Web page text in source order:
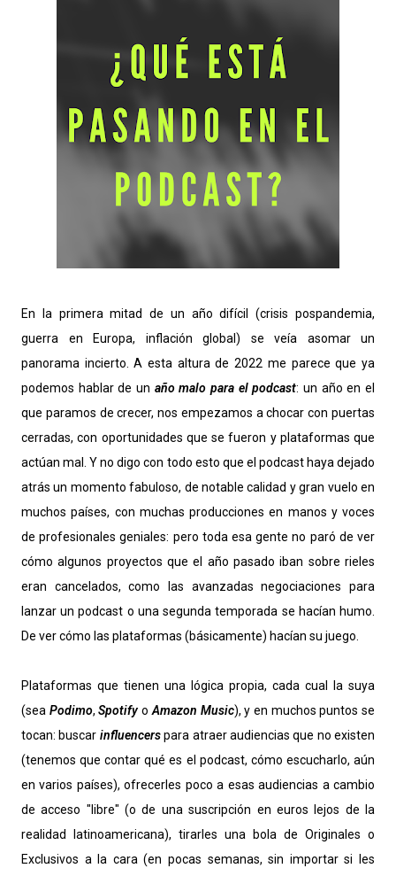
En la primera mitad de un año difícil (crisis pospandemia,
guerra en Europa, inflación global) se veía asomar un
panorama incierto. A esta altura de 2022 me parece que ya
podemos hablar de un año malo para el podcast: un año en el
que paramos de crecer, nos empezamos a chocar con puertas
cerradas, con oportunidades que se fueron y plataformas que
actúan mal. Y no digo con todo esto que el podcast haya dejado
atrás un momento fabuloso, de notable calidad y gran vuelo en
muchos países, con muchas producciones en manos y voces
de profesionales geniales: pero toda esa gente no paró de ver
cómo algunos proyectos que el año pasado iban sobre rieles
eran cancelados, como las avanzadas negociaciones para
lanzar un podcast o una segunda temporada se hacían humo.
De ver cómo las plataformas (básicamente) hacían su juego.
Plataformas que tienen una lógica propia, cada cual la suya
(sea Podimo,Spotify oAmazon Music), y en muchos puntos se
tocan: buscar influencerspara atraer audiencias que no existen
(tenemos que contar qué es el podcast, cómo escucharlo, aún
en varios países), ofrecerles poco a esas audiencias a cambio
de acceso "libre" (o de una suscripción en euros lejos de la
realidad latinoamericana), tirarles una bola de Originales o
Exclusivos a la cara (en pocas semanas, sin importar si les